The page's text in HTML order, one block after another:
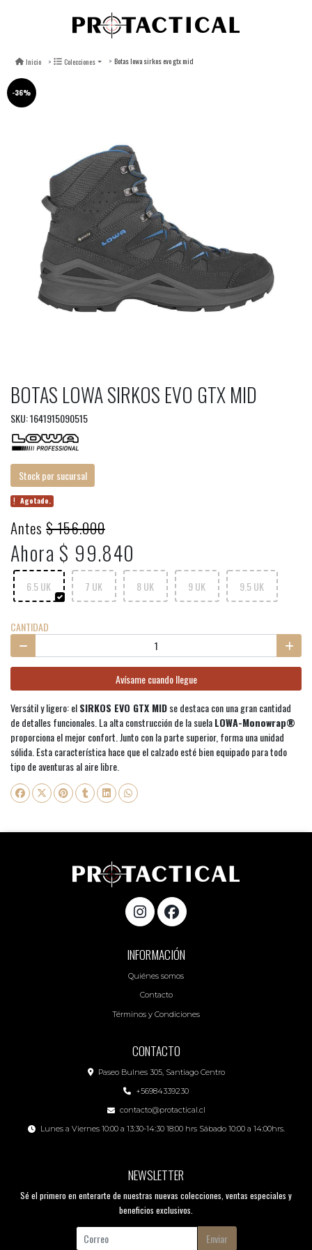
Inicio Colecciones Botas lowa sirkos evo gtx mid
-36%
BOTAS LOWA SIRKOS EVO GTX MID
SKU: 1641915090515
Stock por sucursal
Agotado.
Antes$ 156.000
Ahora $ 99.840
6.5 UK 7 UK 8 UK 9 UK 9.5 UK
CANTIDAD
Avísame cuando llegue
Versátil y ligero: elSIRKOS EVO GTX MIDse destaca con una gran cantidad
de detalles funcionales. La alta construcción de la suelaLOWA-Monowrap®
proporciona el mejor confort. Junto con la parte superior, forma una unidad
sólida. Esta característica hace que el calzado esté bien equipado para todo
tipo de aventuras al aire libre.
INFORMACIÓN
Quiénes somos
Contacto
Términos y Condiciones
CONTACTO
Paseo Bulnes 305, Santiago Centro
+56984339230
contacto@protactical.cl
Lunes a Viernes 10:00 a 13:30-14:30 18:00 hrs Sábado 10:00 a 14:00hrs.
NEWSLETTER
Sé el primero en enterarte de nuestras nuevas colecciones, ventas especiales y
beneficios exclusivos.
Enviar